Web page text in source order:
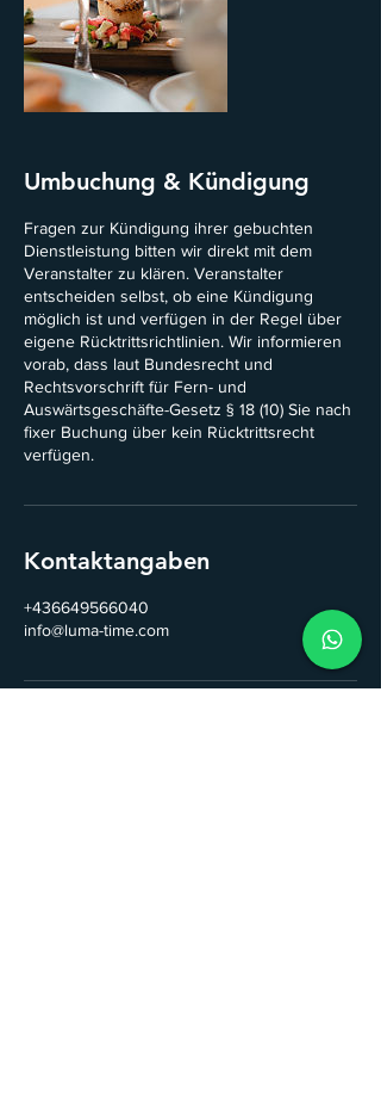
Umbuchung & Kündigung
Fragen zur Kündigung ihrer gebuchten
Dienstleistung bitten wir direkt mit dem
Veranstalter zu klären. Veranstalter
entscheiden selbst, ob eine Kündigung
möglich ist und verfügen in der Regel über
eigene Rücktrittsrichtlinien. Wir informieren
vorab, dass laut Bundesrecht und
Rechtsvorschrift für Fern- und
Auswärtsgeschäfte-Gesetz § 18 (10) Sie nach
fixer Buchung über kein Rücktrittsrecht
verfügen.
Kontaktangaben
+436649566040
info@luma-time.com